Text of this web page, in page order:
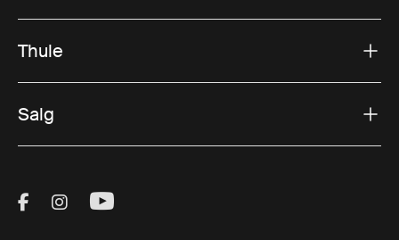
Thule
Salg
Visit Thule on Facebook (external link)
Visit Thule on Instagram (external link)
Visit Thule on Youtube (external